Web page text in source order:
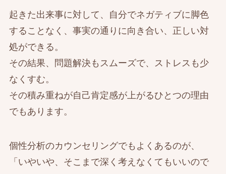
起きた出来事に対して、自分でネガティブに脚色
することなく、事実の通りに向き合い、正しい対
処ができる。
その結果、問題解決もスムーズで、ストレスも少
なくすむ。
その積み重ねが自己肯定感が上がるひとつの理由
でもあります。
個性分析のカウンセリングでもよくあるのが、
「いやいや、そこまで深く考えなくてもいいので